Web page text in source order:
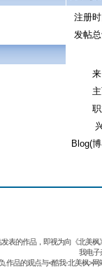
注册
发帖
Blog(
表的作品，即视为向《北美
我电子
.作品的观点与<酷我-北美枫>